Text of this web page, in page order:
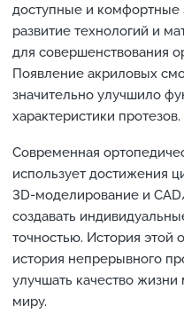
доступные и комфортные
развитие технологий и
для совершенствования
Появление акриловых
значительно улучшило
характеристики протезов.
Современная
использует достижения
3D-моделирование и
создавать
точностью. История
история непрерывного
улучшать качество
миру.